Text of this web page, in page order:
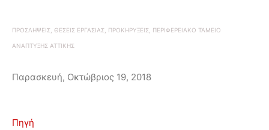
ΠΡΟΣΛΗΨΕΙΣ, ΘΕΣΕΙΣ ΕΡΓΑΣΙΑΣ, ΠΡΟΚΗΡΥΞΕΙΣ, ΠΕΡΙΦΕΡΕΙΑΚΟ ΤΑΜΕΙΟ
ΑΝΑΠΤΥΞΗΣ ΑΤΤΙΚΗΣ
Παρασκευή, Οκτώβριος 19, 2018
Πηγή